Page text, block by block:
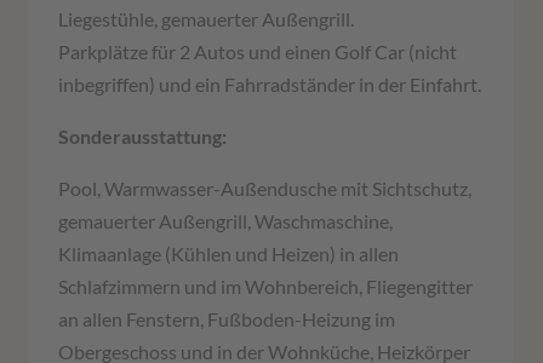
Liegestühle, gemauerter Außengrill.
Parkplätze für 2 Autos und einen Golf Car (nicht
inbegriffen) und ein Fahrradständer in der Einfahrt.
Sonderausstattung:
Pool, Warmwasser-Außendusche mit Sichtschutz,
gemauerter Außengrill, Waschmaschine,
Klimaanlage (Kühlen und Heizen) in allen
Schlafzimmern und im Wohnbereich, Fliegengitter
an allen Fenstern, Fußboden-Heizung im
Obergeschoss und in der Wohnküche, Heizkörper